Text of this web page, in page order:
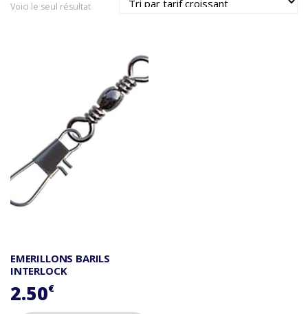
Voici le seul résultat
EMERILLONS BARILS
INTERLOCK
2.50€